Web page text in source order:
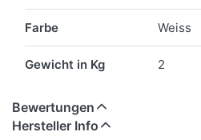
Farbe Weiss
Gewicht in Kg 2
Bewertungen
Hersteller Info